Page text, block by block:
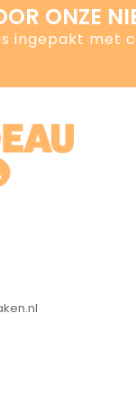
ONZE
ingepakt met